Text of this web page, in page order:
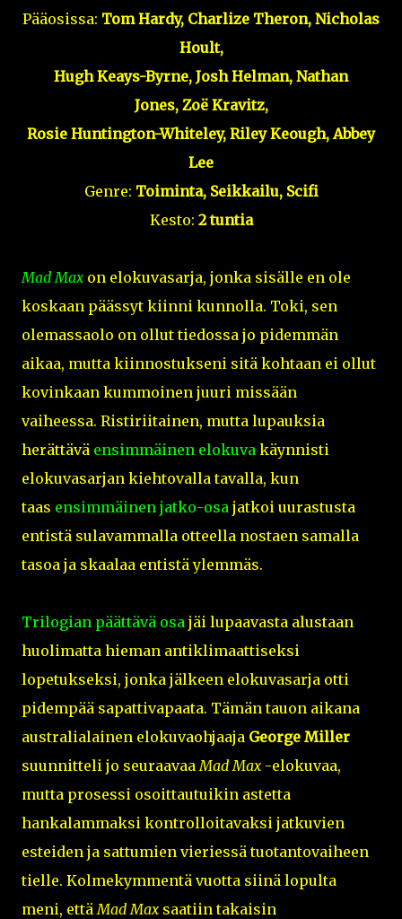
Pääosissa: Tom Hardy, Charlize Theron, Nicholas
Hoult,
Hugh Keays-Byrne, Josh Helman, Nathan
Jones, Zoë Kravitz,
Rosie Huntington-Whiteley, Riley Keough, Abbey
Lee
Genre: Toiminta, Seikkailu, Scifi
Kesto: 2 tuntia
Mad Max on elokuvasarja, jonka sisälle en ole
koskaan päässyt kiinni kunnolla. Toki, sen
olemassaolo on ollut tiedossa jo pidemmän
aikaa, mutta kiinnostukseni sitä kohtaan ei ollut
kovinkaan kummoinen juuri missään
vaiheessa. Ristiriitainen, mutta lupauksia
herättävä ensimmäinen elokuva käynnisti
elokuvasarjan kiehtovalla tavalla, kun
taas ensimmäinen jatko-osa jatkoi uurastusta
entistä sulavammalla otteella nostaen samalla
tasoa ja skaalaa entistä ylemmäs.
Trilogian päättävä osa jäi lupaavasta alustaan
huolimatta hieman antiklimaattiseksi
lopetukseksi, jonka jälkeen elokuvasarja otti
pidempää sapattivapaata. Tämän tauon aikana
australialainen elokuvaohjaaja George Miller
suunnitteli jo seuraavaaMad Max -elokuvaa,
mutta prosessi osoittautuikin astetta
hankalammaksi kontrolloitavaksi jatkuvien
esteiden ja sattumien vieriessä tuotantovaiheen
tielle. Kolmekymmentä vuotta siinä lopulta
meni, ettäMad Max saatiin takaisin